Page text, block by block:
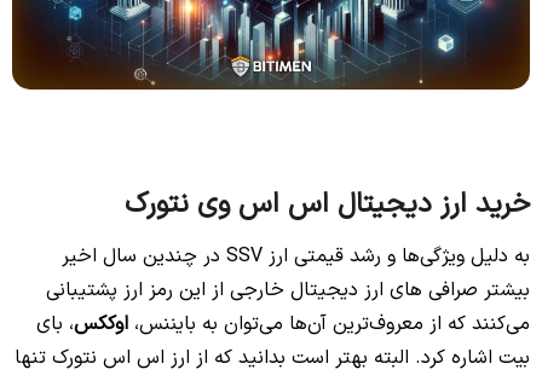
خرید ارز دیجیتال اس اس وی نتورک
به دلیل ویژگی‌ها و رشد قیمتی ارز SSV در چندین سال اخیر
بیشتر صرافی های ارز دیجیتال خارجی از این رمز ارز پشتیبانی
می‌کنند که از معروف‌ترین آن‌ها می‌توان به بایننس، اوککس، بای
بیت اشاره کرد. البته بهتر است بدانید که از ارز اس اس نتورک تنها